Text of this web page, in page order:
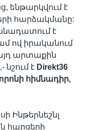
ենթարկվում է
հարձակմանը:
է
ով իրականում
արտաքին
նշում է Direkt36
հիմնադիր,
Ինթերնեշնլ
հարցերի